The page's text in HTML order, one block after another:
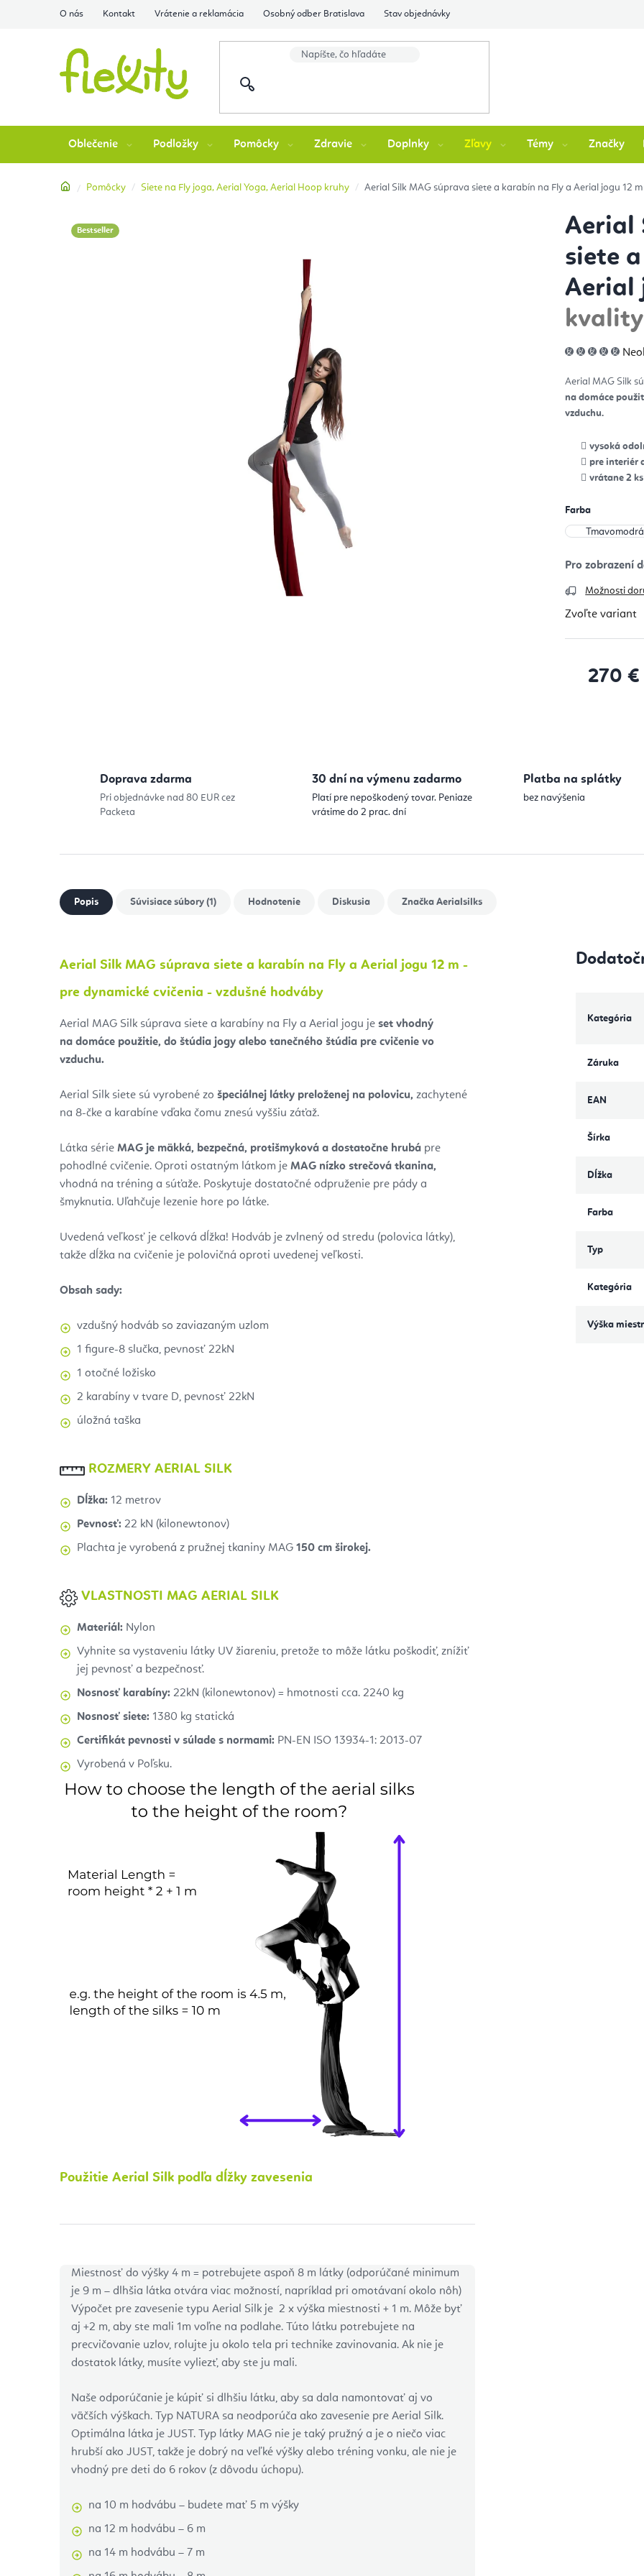
O nás Kontakt Vrátenie a reklamácia Osobný odber Bratislava Stav objednávky
Oblečenie Podložky Pomôcky Zdravie Doplnky Zľavy Témy Značky
DomovPomôcky Siete na Fly joga, Aerial Yoga, Aerial Hoop kruhy Aerial Silk MAG súprava siete a karabín na Fly a Aerial jogu 12 m
Aerial
siete
Aerial
kvality
0,0
5
Aerial MAG Silk
na domáce
vzduchu.
vysoká
pre interiér
vrátane 2
Farba
Možnosti
Zvoľte variant
270 €
Bestseller
Doprava zdarma
Pri objednávke nad 80 EUR cez
Packeta
30 dní na výmenu zadarmo
Platí pre nepoškodený tovar. Peniaze
vrátime do 2 prac. dní
Platba na splátky
bez navýšenia
Popis Súvisiace súbory (1) Hodnotenie Diskusia Značka Aerialsilks
Aerial Silk MAG súprava siete a karabín na Fly a Aerial jogu 12 m -
pre dynamické cvičenia - vzdušné hodváby
Aerial MAG Silk súprava siete a karabíny na Fly a Aerial jogu je set vhodný
na domáce použitie, do štúdia jogy alebo tanečného štúdia pre cvičenie vo
vzduchu.
Aerial Silk siete sú vyrobené zo špeciálnej látky preloženej na polovicu, zachytené
na 8-čke a karabíne vďaka čomu znesú vyššiu záťaž.
Látka série MAG je mäkká, bezpečná, protišmyková a dostatočne hrubá pre
pohodlné cvičenie. Oproti ostatným látkom je MAG nízko strečová tkanina,
vhodná na tréning a súťaže. Poskytuje dostatočné odpruženie pre pády a
šmyknutia. Uľahčuje lezenie hore po látke.
Uvedená veľkosť je celková dĺžka! Hodváb je zvlnený od stredu (polovica látky),
takže dĺžka na cvičenie je polovičná oproti uvedenej veľkosti.
Obsah sady:
vzdušný hodváb so zaviazaným uzlom
1 figure-8 slučka, pevnosť 22kN
1 otočné ložisko
2 karabíny v tvare D, pevnosť 22kN
úložná taška
ROZMERY AERIAL SILK
Dĺžka: 12 metrov
Pevnosť: 22 kN (kilonewtonov)
Plachta je vyrobená z pružnej tkaniny MAG 150 cm širokej.
VLASTNOSTI MAG AERIAL SILK
Materiál: Nylon
Vyhnite sa vystaveniu látky UV žiareniu, pretože to môže látku poškodiť, znížiť
jej pevnosť a bezpečnosť.
Nosnosť karabíny: 22kN (kilonewtonov) = hmotnosti cca. 2240 kg
Nosnosť siete: 1380 kg statická
Certifikát pevnosti v súlade s normami: PN-EN ISO 13934-1: 2013-07
Vyrobená v Poľsku.
Použitie Aerial Silk podľa dĺžky zavesenia
Miestnosť do výšky 4 m = potrebujete aspoň 8 m látky (odporúčané minimum
je 9 m – dlhšia látka otvára viac možností, napríklad pri omotávaní okolo nôh)
Výpočet pre zavesenie typu Aerial Silk je 2 x výška miestnosti + 1 m. Môže byť
aj +2 m, aby ste mali 1m voľne na podlahe. Túto látku potrebujete na
precvičovanie uzlov, rolujte ju okolo tela pri technike zavinovania. Ak nie je
dostatok látky, musíte vyliezť, aby ste ju mali.
Naše odporúčanie je kúpiť si dlhšiu látku, aby sa dala namontovať aj vo
väčších výškach. Typ NATURA sa neodporúča ako zavesenie pre Aerial Silk.
Optimálna látka je JUST. Typ látky MAG nie je taký pružný a je o niečo viac
hrubší ako JUST, takže je dobrý na veľké výšky alebo tréning vonku, ale nie je
vhodný pre deti do 6 rokov (z dôvodu úchopu).
na 10 m hodvábu – budete mať 5 m výšky
na 12 m hodvábu – 6 m
na 14 m hodvábu – 7 m
Kategória
Záruka
EAN
Šírka
Dĺžka
Farba
Typ
Kategória
Výška